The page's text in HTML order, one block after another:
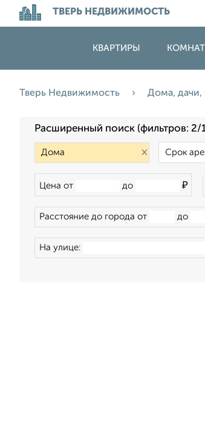
ТВЕРЬ НЕДВИЖИМОСТЬ
КВАРТИРЫ
Тверь Недвижимость Дома, дачи,
Расширенный поиск (фильтров: 2/
×
Цена от до ₽
Расстояние до города от до
На улице: